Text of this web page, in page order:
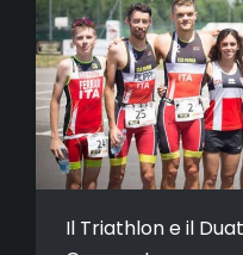
Il Triathlon e il